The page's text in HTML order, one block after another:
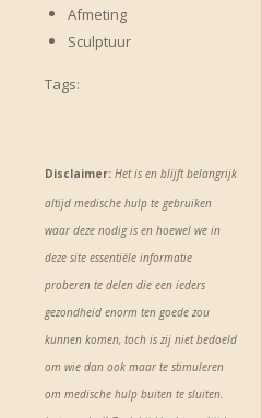
Afmeting
Sculptuur
Tags:
Disclaimer: Het is en blijft belangrijk
altijd medische hulp te gebruiken
waar deze nodig is en hoewel we in
deze site essentiële informatie
proberen te delen die een ieders
gezondheid enorm ten goede zou
kunnen komen, toch is zij niet bedoeld
om wie dan ook maar te stimuleren
om medische hulp buiten te sluiten.